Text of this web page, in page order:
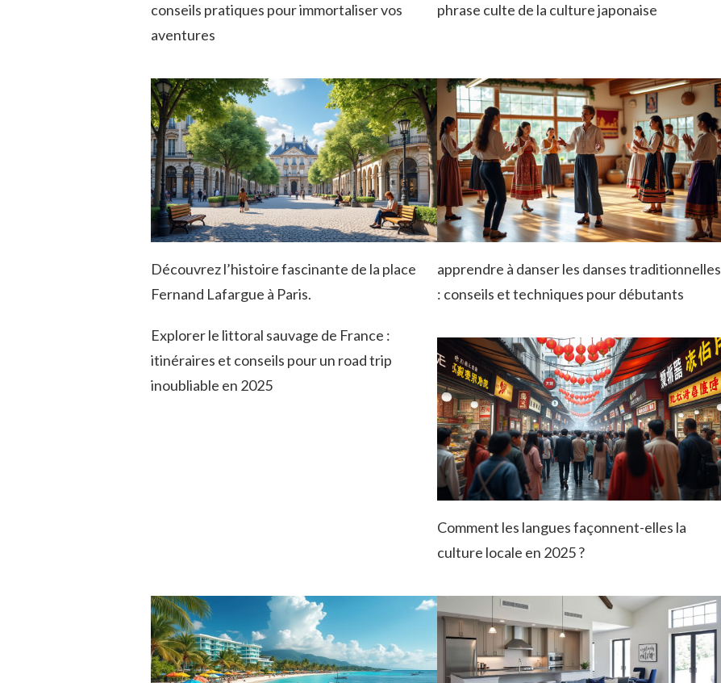
conseils pratiques pour immortaliser vos
aventures
phrase culte de la culture japonaise
Découvrez l’histoire fascinante de la place
Fernand Lafargue à Paris.
apprendre à danser les danses traditionnelles
: conseils et techniques pour débutants
Explorer le littoral sauvage de France :
itinéraires et conseils pour un road trip
inoubliable en 2025
Comment les langues façonnent-elles la
culture locale en 2025 ?